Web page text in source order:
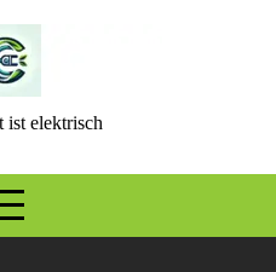
elektrisch